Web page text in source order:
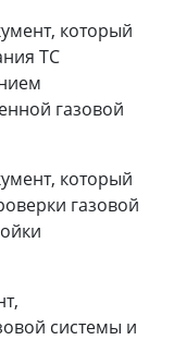
который
ТС
газовой
который
газовой
системы и